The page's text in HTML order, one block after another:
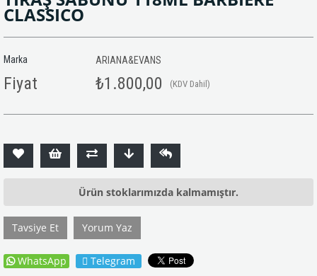
CLASSICO
Marka ARIANA&EVANS
Fiyat ₺1.800,00 (KDV Dahil)
Ürün stoklarımızda kalmamıştır.
Tavsiye Et Yorum Yaz
WhatsApp Telegram